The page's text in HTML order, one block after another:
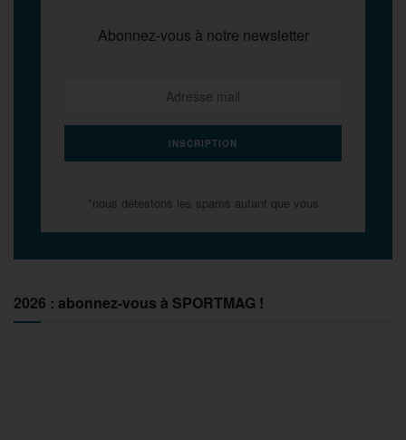
Abonnez-vous à notre newsletter
*nous détestons les spams autant que vous
2026 : abonnez-vous à SPORTMAG !